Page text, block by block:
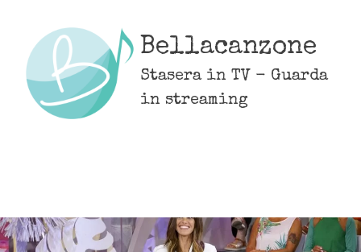
content
Bellacanzone
Stasera in TV - Guarda
in streaming